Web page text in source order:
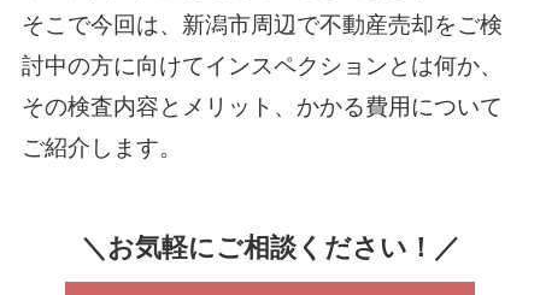
そこで今回は、新潟市周辺で不動産売却をご検
討中の方に向けてインスペクションとは何か、
その検査内容とメリット、かかる費用について
ご紹介します。
＼お気軽にご相談ください！／